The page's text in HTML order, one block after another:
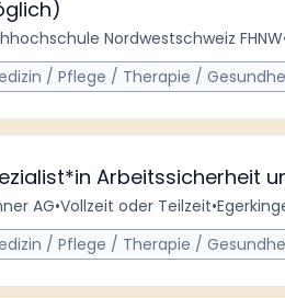
Nordwestschweiz FHNW
/ Pflege / Therapie /
Arbeitssicherheit
AG•Vollzeit oder Teilzeit•
/ Pflege / Therapie /